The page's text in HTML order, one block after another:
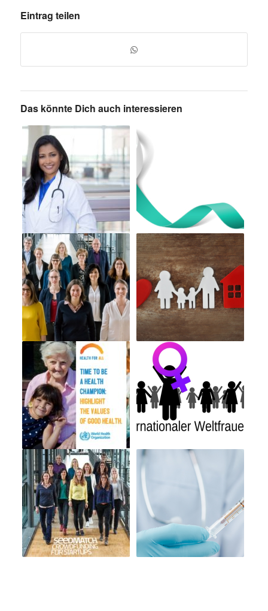
Eintrag teilen
Das könnte Dich auch interessieren